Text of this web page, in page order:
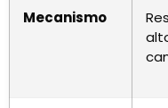
Mecanismo